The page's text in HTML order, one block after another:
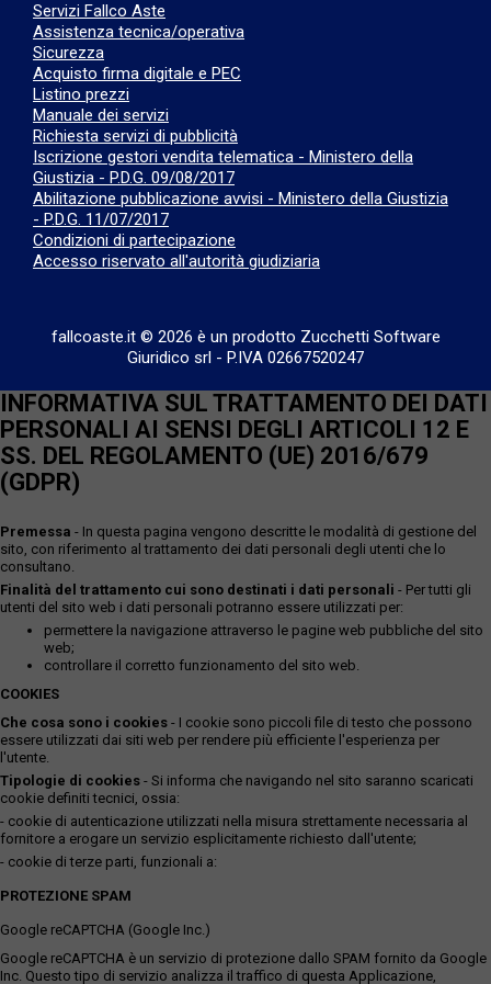
Servizi Fallco Aste
Assistenza tecnica/operativa
Sicurezza
Acquisto firma digitale e PEC
Listino prezzi
Manuale dei servizi
Richiesta servizi di pubblicità
Iscrizione gestori vendita telematica - Ministero della
Giustizia - P.D.G. 09/08/2017
Abilitazione pubblicazione avvisi - Ministero della Giustizia
- P.D.G. 11/07/2017
Condizioni di partecipazione
Accesso riservato all'autorità giudiziaria
fallcoaste.it © 2026 è un prodotto Zucchetti Software
Giuridico srl - P.IVA 02667520247
INFORMATIVA SUL TRATTAMENTO DEI DATI
PERSONALI AI SENSI DEGLI ARTICOLI 12 E
SS. DEL REGOLAMENTO (UE) 2016/679
(GDPR)
Premessa - In questa pagina vengono descritte le modalità di gestione del
sito, con riferimento al trattamento dei dati personali degli utenti che lo
consultano.
Finalità del trattamento cui sono destinati i dati personali - Per tutti gli
utenti del sito web i dati personali potranno essere utilizzati per:
permettere la navigazione attraverso le pagine web pubbliche del sito
web;
controllare il corretto funzionamento del sito web.
COOKIES
Che cosa sono i cookies - I cookie sono piccoli file di testo che possono
essere utilizzati dai siti web per rendere più efficiente l'esperienza per
l'utente.
Tipologie di cookies - Si informa che navigando nel sito saranno scaricati
cookie definiti tecnici, ossia:
- cookie di autenticazione utilizzati nella misura strettamente necessaria al
fornitore a erogare un servizio esplicitamente richiesto dall'utente;
- cookie di terze parti, funzionali a:
PROTEZIONE SPAM
Google reCAPTCHA (Google Inc.)
Google reCAPTCHA è un servizio di protezione dallo SPAM fornito da Google
Inc. Questo tipo di servizio analizza il traffico di questa Applicazione,